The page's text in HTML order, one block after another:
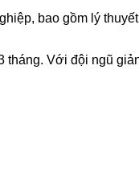
bao gồm lý
Với đội ngũ